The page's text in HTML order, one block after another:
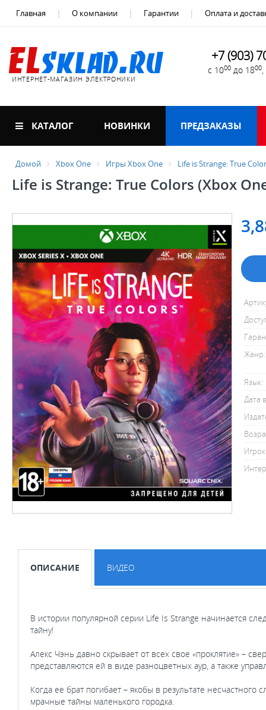
Главная О компании Гарантии Оплата и
ИНТЕРНЕТ-МАГАЗИН ЭЛЕКТРОНИКИ
+7 (903)
с 1000 до 1800
КАТАЛОГ НОВИНКИ ПРЕДЗАКАЗЫ
Домой Xbox One Игры Xbox One Life is Strange: True
Life is Strange: True Colors (Xbox
Жанр:
Язык:
Дата
ОПИСАНИЕ ВИДЕО
В истории популярной серии Life Is Strange начинается
тайну!
Алекс Чэнь давно скрывает от всех свое «проклятие» –
представляются ей в виде разноцветных аур, а также
Когда ее брат погибает – якобы в результате
мрачные тайны маленького городка.